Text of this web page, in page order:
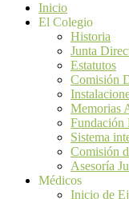
Inicio
El Colegio
Historia
Junta
Estatutos
Comisión
Memorias
Fundación
Sistema
Comisión
Asesoría
Médicos
Inicio de